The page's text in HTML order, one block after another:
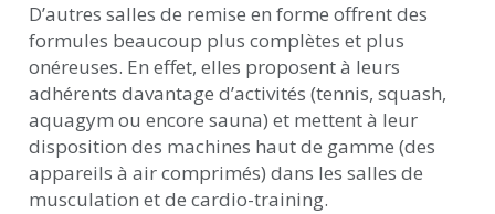
D’autres salles de remise en forme offrent des
formules beaucoup plus complètes et plus
onéreuses. En effet, elles proposent à leurs
adhérents davantage d’activités (tennis, squash,
aquagym ou encore sauna) et mettent à leur
disposition des machines haut de gamme (des
appareils à air comprimés) dans les salles de
musculation et de cardio-training.